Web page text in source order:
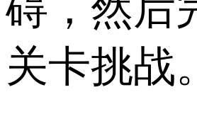
碍，然后
关卡挑战。